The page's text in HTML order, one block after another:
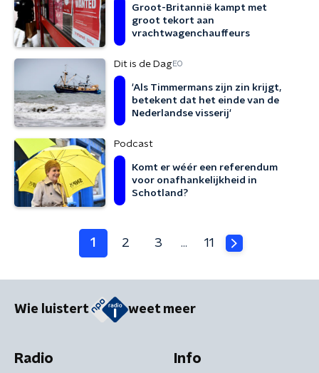
Groot-Britannië kampt met
groot tekort aan
vrachtwagenchauffeurs
Dit is de DagEO
'Als Timmermans zijn zin krijgt,
betekent dat het einde van de
Nederlandse visserij'
Podcast
Komt er wéér een referendum
voor onafhankelijkheid in
Schotland?
1 2 3 … 11
Wie luistert weet meer
Radio Info